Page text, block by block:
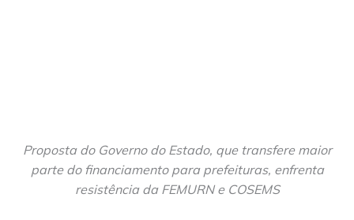
Proposta do Governo do Estado, que transfere maior
parte do financiamento para prefeituras, enfrenta
resistência da FEMURN e COSEMS